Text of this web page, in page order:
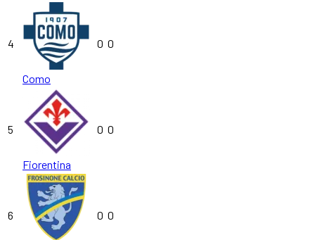
4
Como
0 0
5
Fiorentina
0 0
6 0 0